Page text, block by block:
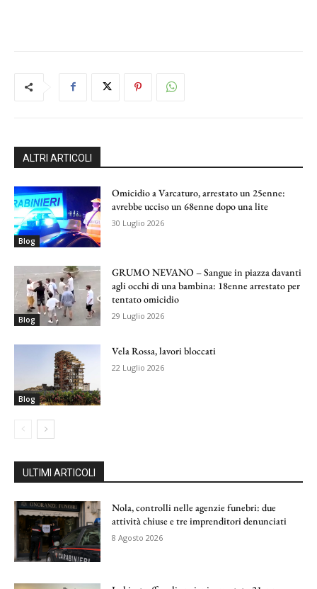
ALTRI ARTICOLI
Blog
Omicidio a Varcaturo, arrestato un 25enne:
avrebbe ucciso un 68enne dopo una lite
30 Luglio 2026
Blog
GRUMO NEVANO – Sangue in piazza davanti
agli occhi di una bambina: 18enne arrestato per
tentato omicidio
29 Luglio 2026
Blog
Vela Rossa, lavori bloccati
22 Luglio 2026
ULTIMI ARTICOLI
Nola, controlli nelle agenzie funebri: due
attività chiuse e tre imprenditori denunciati
8 Agosto 2026